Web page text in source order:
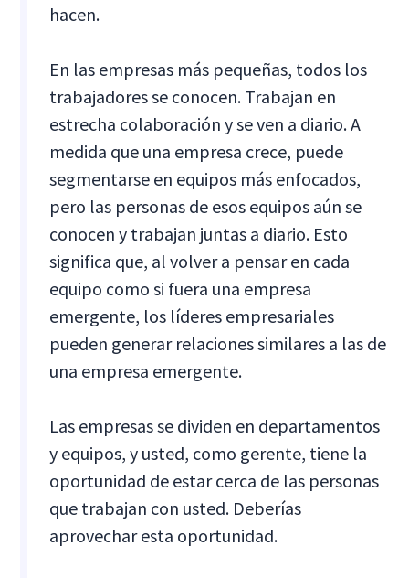
hacen.
En las empresas más pequeñas, todos los
trabajadores se conocen. Trabajan en
estrecha colaboración y se ven a diario. A
medida que una empresa crece, puede
segmentarse en equipos más enfocados,
pero las personas de esos equipos aún se
conocen y trabajan juntas a diario. Esto
significa que, al volver a pensar en cada
equipo como si fuera una empresa
emergente, los líderes empresariales
pueden generar relaciones similares a las de
una empresa emergente.
Las empresas se dividen en departamentos
y equipos, y usted, como gerente, tiene la
oportunidad de estar cerca de las personas
que trabajan con usted. Deberías
aprovechar esta oportunidad.